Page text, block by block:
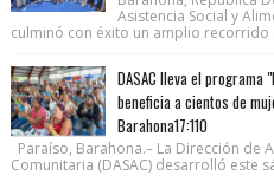
Asistencia Social y
culminó con éxito un amplio recorrido
DASAC lleva el programa
beneficia a cientos de
Barahona17:110
Paraíso, Barahona.– La Dirección de
Comunitaria (DASAC) desarrolló este